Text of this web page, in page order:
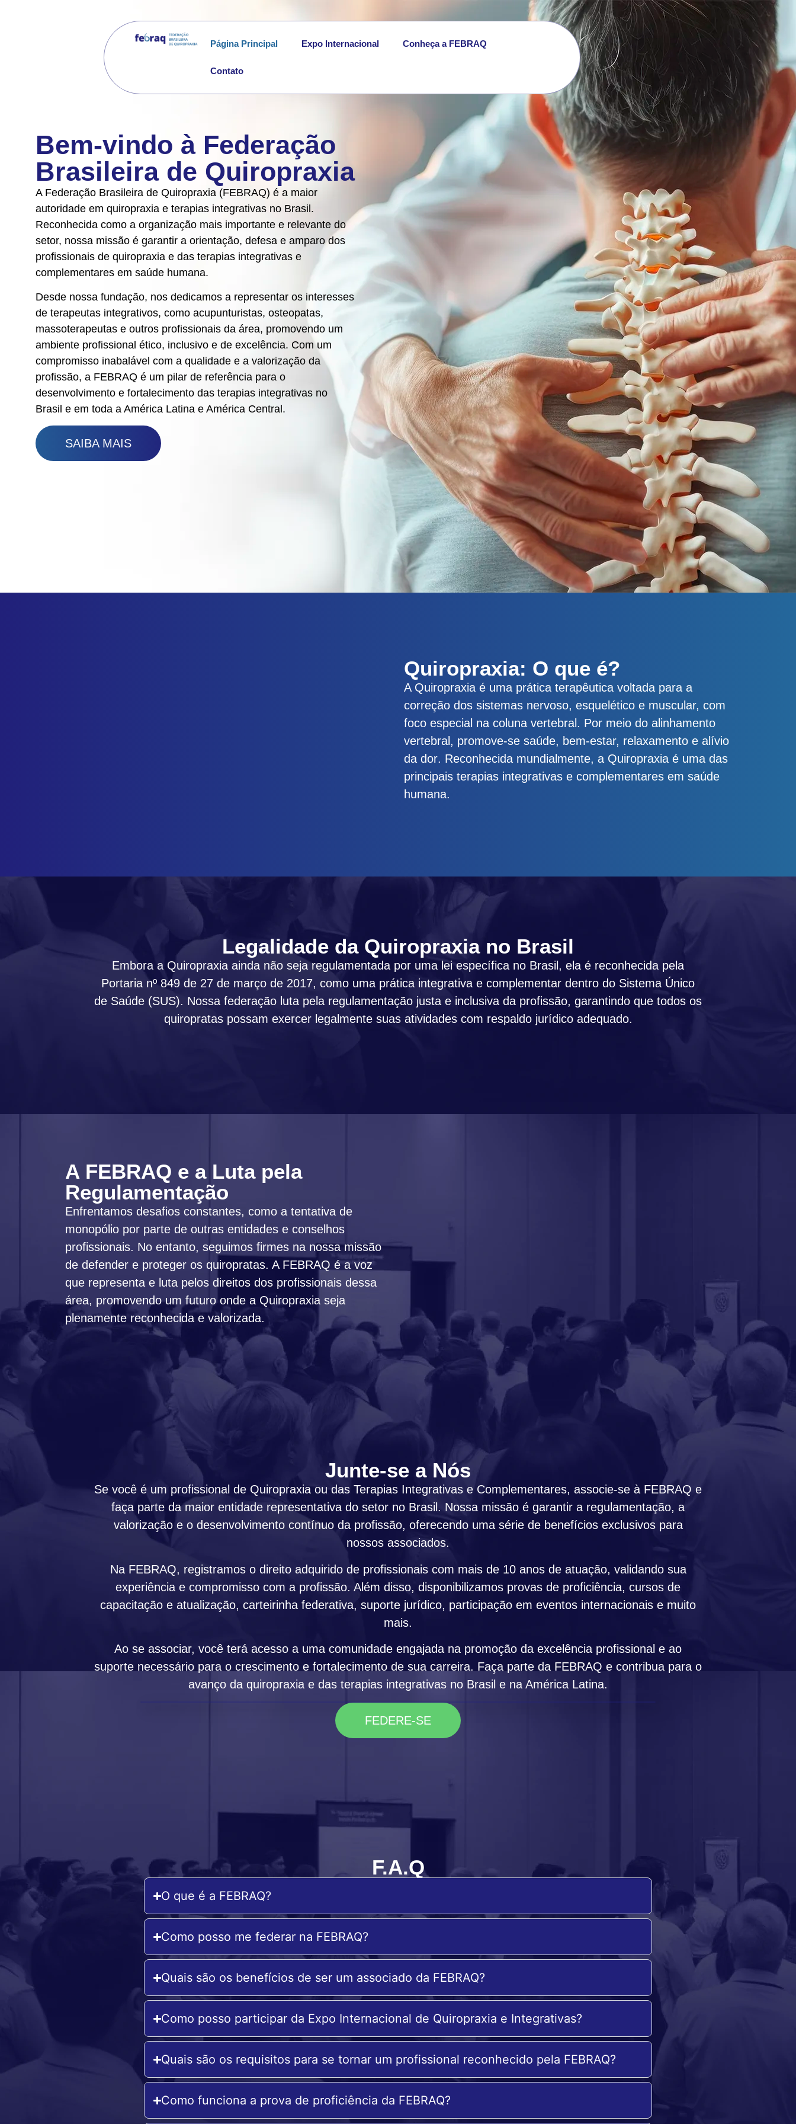
Página Principal Expo Internacional Conheça a FEBRAQ
Contato
Bem-vindo à Federação
Brasileira de Quiropraxia
A Federação Brasileira de Quiropraxia (FEBRAQ) é a maior
autoridade em quiropraxia e terapias integrativas no Brasil.
Reconhecida como a organização mais importante e relevante do
setor, nossa missão é garantir a orientação, defesa e amparo dos
profissionais de quiropraxia e das terapias integrativas e
complementares em saúde humana.
Desde nossa fundação, nos dedicamos a representar os interesses
de terapeutas integrativos, como acupunturistas, osteopatas,
massoterapeutas e outros profissionais da área, promovendo um
ambiente profissional ético, inclusivo e de excelência. Com um
compromisso inabalável com a qualidade e a valorização da
profissão, a FEBRAQ é um pilar de referência para o
desenvolvimento e fortalecimento das terapias integrativas no
Brasil e em toda a América Latina e América Central.
SAIBA MAIS
Quiropraxia: O que é?
A Quiropraxia é uma prática terapêutica voltada para a
correção dos sistemas nervoso, esquelético e muscular, com
foco especial na coluna vertebral. Por meio do alinhamento
vertebral , promove-se saúde, bem-estar, relaxamento e alívio
da dor. Reconhecida mundialmente, a Quiropraxia é uma das
principais terapias integrativas e complementares em saúde
humana.
Legalidade da Quiropraxia no Brasil
Embora a Quiropraxia ainda não seja regulamentada por uma lei específica no Brasil, ela é reconhecida pela
Portaria nº 849 de 27 de março de 2017, como uma prática integrativa e complementar dentro do Sistema Único
de Saúde (SUS). Nossa federação luta pela regulamentação justa e inclusiva da profissão, garantindo que todos os
quiropratas possam exercer legalmente suas atividades com respaldo jurídico adequado.
A FEBRAQ e a Luta pela
Regulamentação
Enfrentamos desafios constantes, como a tentativa de
monopólio por parte de outras entidades e conselhos
profissionais. No entanto, seguimos firmes na nossa missão
de defender e proteger os quiropratas. A FEBRAQ é a voz
que representa e luta pelos direitos dos profissionais dessa
área, promovendo um futuro onde a Quiropraxia seja
plenamente reconhecida e valorizada.
Junte-se a Nós
Se você é um profissional de Quiropraxia ou das Terapias Integrativas e Complementares, associe-se à FEBRAQ e
faça parte da maior entidade representativa do setor no Brasil. Nossa missão é garantir a regulamentação, a
valorização e o desenvolvimento contínuo da profissão, oferecendo uma série de benefícios exclusivos para
nossos associados.
Na FEBRAQ, registramos o direito adquirido de profissionais com mais de 10 anos de atuação, validando sua
experiência e compromisso com a profissão. Além disso, disponibilizamos provas de proficiência, cursos de
capacitação e atualização, carteirinha federativa, suporte jurídico, participação em eventos internacionais e muito
mais.
Ao se associar, você terá acesso a uma comunidade engajada na promoção da excelência profissional e ao
suporte necessário para o crescimento e fortalecimento de sua carreira. Faça parte da FEBRAQ e contribua para o
avanço da quiropraxia e das terapias integrativas no Brasil e na América Latina.
FEDERE-SE
F.A.Q
O que é a FEBRAQ?
Como posso me federar na FEBRAQ?
Quais são os benefícios de ser um associado da FEBRAQ?
Como posso participar da Expo Internacional de Quiropraxia e Integrativas?
Quais são os requisitos para se tornar um profissional reconhecido pela FEBRAQ?
Como funciona a prova de proficiência da FEBRAQ?